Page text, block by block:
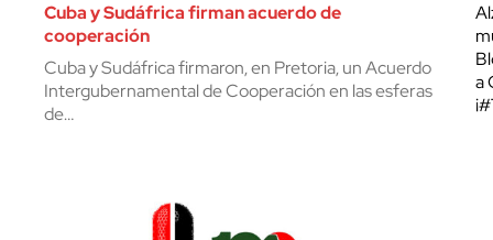
Cuba y Sudáfrica firman acuerdo de
cooperación
Cuba y Sudáfrica firmaron, en Pretoria, un Acuerdo
Intergubernamental de Cooperación en las esferas
de…
a